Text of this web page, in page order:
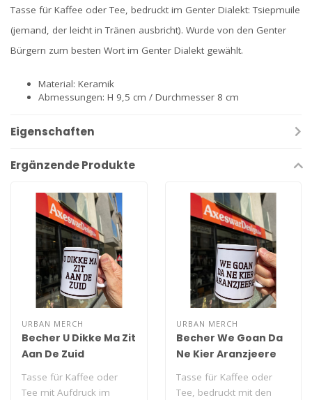
Tasse für Kaffee oder Tee, bedruckt im Genter Dialekt: Tsiepmuile
(jemand, der leicht in Tränen ausbricht). Wurde von den Genter
Bürgern zum besten Wort im Genter Dialekt gewählt.
Material: Keramik
Abmessungen: H 9,5 cm / Durchmesser 8 cm
Eigenschaften
Ergänzende Produkte
URBAN MERCH
Becher U Dikke Ma Zit
Aan De Zuid
Tasse für Kaffee oder
Tee mit Aufdruck im
URBAN MERCH
Becher We Goan Da
Ne Kier Aranzjeere
Tasse für Kaffee oder
Tee, bedruckt mit den